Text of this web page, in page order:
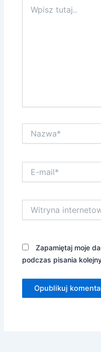
tutaj..
mail*
internetowa
Zapamiętaj moje
podczas pisania